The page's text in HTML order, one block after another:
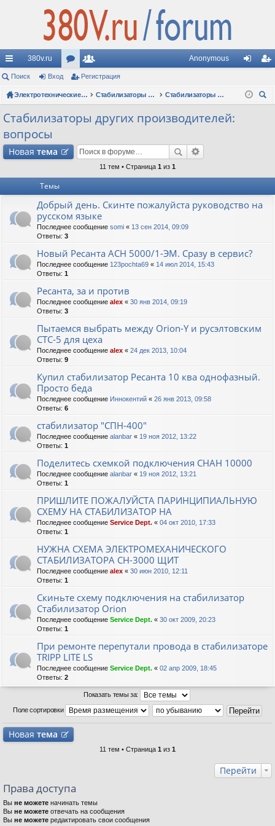
с
ы
лк
и
380v.ru
ор
ум
ол
ьз
ел
Anonymous
д ис
Поиск Вход Регистрация
Электротехнические форумы Стабилизаторы напряжения
Стабилизаторы других производителей: вопросы
Стабилизаторы других производителей:
вопросы
Новая тема
11 тем • Страница 1 из 1
Темы
Добрый день. Скинте пожалуйста руководство на
русском языке
Последнее сообщение somi « 13 сен 2014, 09:09
Ответы: 3
Новый Ресанта АСН 5000/1-ЭМ. Сразу в сервис?
Последнее сообщение 123pochta69 « 14 июл 2014, 15:43
Ответы: 1
Ресанта, за и против
Последнее сообщение alex « 30 янв 2014, 09:19
Ответы: 3
Пытаемся выбрать между Orion-Y и русэлтовским
СТС-5 для цеха
Последнее сообщение alex « 24 дек 2013, 10:04
Ответы: 9
Купил стабилизатор Ресанта 10 ква однофазный.
Просто беда
Последнее сообщение Иннокентий « 26 янв 2013, 09:58
Ответы: 6
стабилизатор "СПН-400"
Последнее сообщение alanbar « 19 ноя 2012, 13:22
Ответы: 1
Поделитесь схемкой подключения СНАН 10000
Последнее сообщение alanbar « 19 ноя 2012, 13:21
Ответы: 1
ПРИШЛИТЕ ПОЖАЛУЙСТА ПАРИНЦИПИАЛЬНУЮ
СХЕМУ НА СТАБИЛИЗАТОР НА
Последнее сообщение Service Dept. « 04 окт 2010, 17:33
Ответы: 1
НУЖНА СХЕМА ЭЛЕКТРОМЕХАНИЧЕСКОГО
СТАБИЛИЗАТОРА СН-3000 ЩИТ
Последнее сообщение alex « 30 июн 2010, 12:11
Ответы: 1
Скиньте схему подключения на стабилизатор
Стабилизатор Orion
Последнее сообщение Service Dept. « 30 окт 2009, 20:23
Ответы: 1
При ремонте перепутали провода в стабилизаторе
TRIPP LITE LS
Последнее сообщение Service Dept. « 02 апр 2009, 18:45
Ответы: 2
Показать темы за:
Поле сортировки
Новая тема
11 тем • Страница 1 из 1
Перейти
Права доступа
Вы не можете начинать темы
Вы не можете отвечать на сообщения
Вы не можете редактировать свои сообщения